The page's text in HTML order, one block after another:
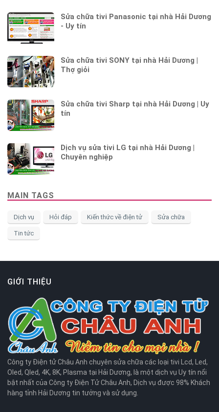
Sửa chữa tivi Panasonic tại nhà Hải Dương
- Uy tín
Sửa chữa tivi SONY tại nhà Hải Dương |
Thợ giỏi
Sửa chữa tivi Sharp tại nhà Hải Dương | Uy
tín
Dịch vụ sửa tivi LG tại nhà Hải Dương |
Chuyên nghiệp
MAIN TAGS
Dịch vụ Hỏi đáp Kiến thức về điện tử Sửa chữa
Tin tức
GIỚI THIỆU
Công ty Điện tử Châu Anh chuyên sửa chữa các loại tivi Lcd, Led,
Oled, Qled, 4K, 8K, Plasma tại Hải Dương, là một dịch vụ Uy tín nổi
bật nhất của Công ty Điện Tử Châu Anh, Dịch vụ được 98% Khách
hàng tỉnh Hải Dương tin tưởng và sử dụng.